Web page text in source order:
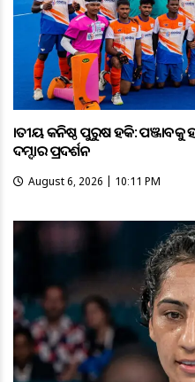
ଜାତୀୟ କନିଷ୍ଠ ପୁରୁଷ ହକି: ପଞ୍ଜାବକୁ
ଦମ୍ଦାର ପ୍ରଦର୍ଶନ
August 6, 2026 | 10:11 PM